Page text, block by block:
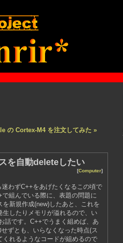
の Cortex-M4 を注文してみた »
を自動deleteしたい
[Computer]
わずC++をあげたくなるこの頃で
組んでいる際に、表題の問題に
新規作成(new)したあと、これを
したりメモリが溢れるので、い
話です。C++でうまく組めば、あ
ずとも、いらなくなった時点(ス
くれるようなコードが組めるので